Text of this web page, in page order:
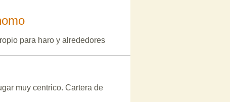
para haro y alrededores
muy centrico. Cartera de